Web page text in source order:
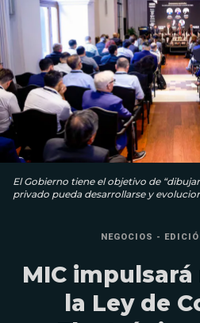
El Gobierno tiene el objetivo de
privado pueda desarrollarse y
NEGOCIOS -
MIC
la Ley de